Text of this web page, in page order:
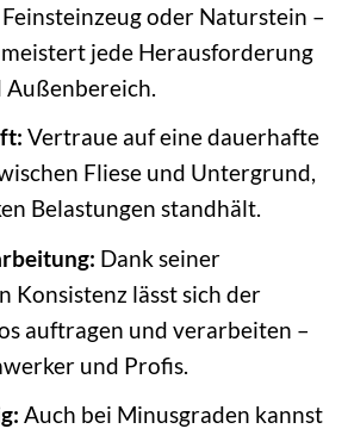
, Feinsteinzeug oder Naturstein –
jede Herausforderung
Vertraue auf eine dauerhafte
Fliese und Untergrund,
Belastungen standhält.
Dank seiner
Konsistenz lässt sich der
auftragen und verarbeiten –
und Profis.
Auch bei Minusgraden kannst